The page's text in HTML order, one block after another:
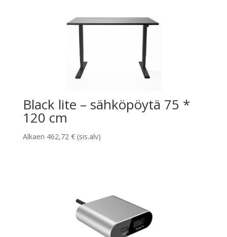
Black lite – sähköpöytä 75 *
120 cm
Alkaen 462,72 €(sis.alv)